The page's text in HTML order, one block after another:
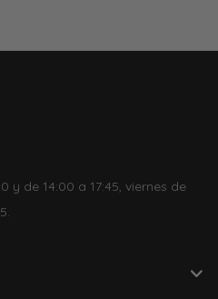
y de 14:00 a 17:45, viernes de